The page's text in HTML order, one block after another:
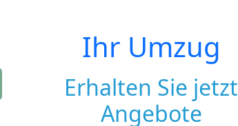
Ihr Umzug
Erhalten Sie jetzt
Angebote